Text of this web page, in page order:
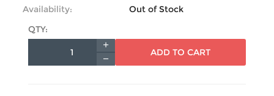
Availability:
Out of Stock
QTY:
ADD TO CART